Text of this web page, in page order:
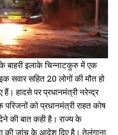
इलाके चिन्नाटकुरु में एक
सहित 20 लाेगाें की माैत हाे
हादसे पर प्रधानमंत्री नरेन्द्र
काे प्रधानमंत्री राहत काेष
की बात कही है। राज्य के
की जांच के आदेश दिए है। तेलंगाना